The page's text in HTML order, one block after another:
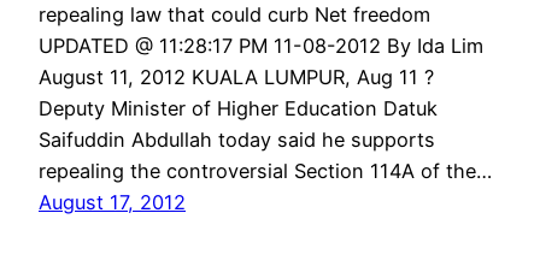
repealing law that could curb Net freedom
UPDATED @ 11:28:17 PM 11-08-2012 By Ida Lim
August 11, 2012 KUALA LUMPUR, Aug 11 ?
Deputy Minister of Higher Education Datuk
Saifuddin Abdullah today said he supports
repealing the controversial Section 114A of the…
August 17, 2012